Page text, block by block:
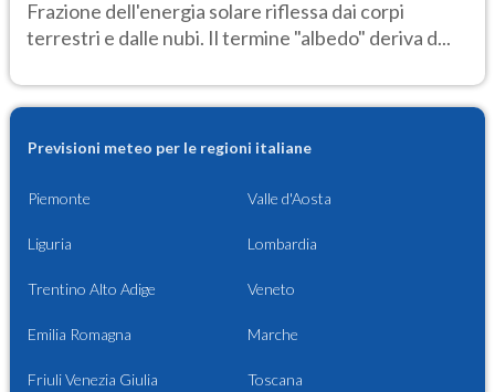
Frazione dell'energia solare riflessa dai corpi
terrestri e dalle nubi. Il termine "albedo" deriva d...
Previsioni meteo per le regioni italiane
Piemonte Valle d'Aosta
Liguria Lombardia
Trentino Alto Adige Veneto
Emilia Romagna Marche
Friuli Venezia Giulia Toscana